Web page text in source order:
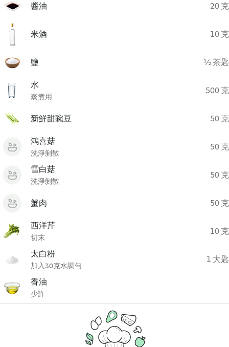
醬油 20 克
米酒 10 克
鹽 ½ 茶匙
水
蒸煮用
500 克
新鮮甜豌豆 50 克
鴻喜菇
洗淨剝散
50 克
雪白菇
洗淨剝散
50 克
蟹肉 50 克
西洋芹
切末
10 克
太白粉
加入30克水調勻
1 大匙
香油
少許